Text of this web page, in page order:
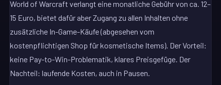
World of Warcraft verlangt eine monatliche Gebühr von ca. 12–
15 Euro, bietet dafür aber Zugang zu allen Inhalten ohne
zusätzliche In-Game-Käufe (abgesehen vom
kostenpflichtigen Shop für kosmetische Items). Der Vorteil:
keine Pay-to-Win-Problematik, klares Preisgefüge. Der
Nachteil: laufende Kosten, auch in Pausen.